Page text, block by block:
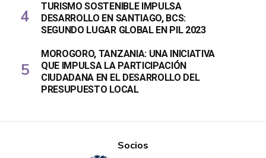
TURISMO SOSTENIBLE IMPULSA
DESARROLLO EN SANTIAGO, BCS:
SEGUNDO LUGAR GLOBAL EN PIL 2023
MOROGORO, TANZANIA: UNA INICIATIVA
QUE IMPULSA LA PARTICIPACIÓN
CIUDADANA EN EL DESARROLLO DEL
PRESUPUESTO LOCAL
Socios